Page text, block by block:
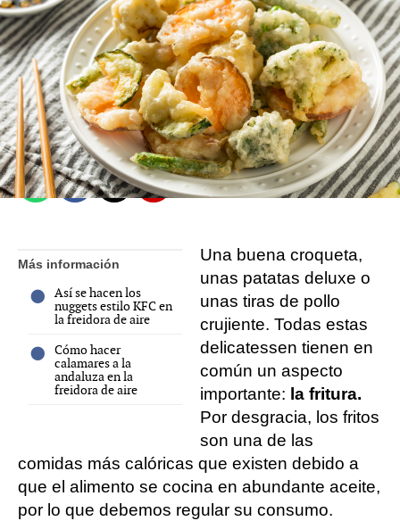
Míriam Martos
Barcelona
Publicado:20 de febrero de 2022, 11:29
WhatsappFacebook
X Flipboard
Más información
Así se hacen los
nuggets estilo KFC en
la freidora de aire
Cómo hacer
calamares a la
andaluza en la
freidora de aire
Una buena croqueta,
unas patatas deluxe o
unas tiras de pollo
crujiente. Todas estas
delicatessen tienen en
común un aspecto
importante: la fritura.
Por desgracia, los fritos
son una de las
comidas más calóricas que existen debido a
que el alimento se cocina en abundante aceite,
por lo que debemos regular su consumo.